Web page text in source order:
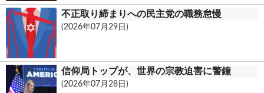
不正取り締まりへの民主党の職務怠慢
(2026年07月29日)
信仰局トップが、世界の宗教迫害に警鐘
(2026年07月28日)